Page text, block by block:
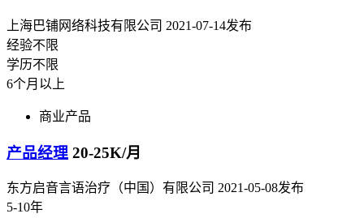
上海巴铺网络科技有限公司 2021-07-14发布
经验不限
学历不限
6个月以上
商业产品
产品经理 20-25K/月
东方启音言语治疗（中国）有限公司 2021-05-08发布
5-10年